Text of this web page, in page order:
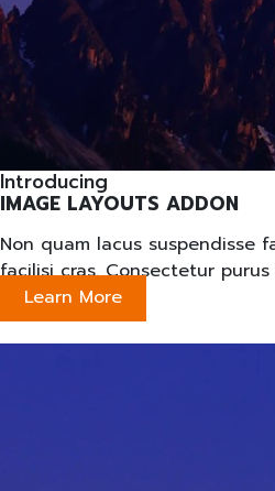
Introducing
IMAGE LAYOUTS ADDON
Non quam lacus
facilisi cras. Consectetur
Learn More